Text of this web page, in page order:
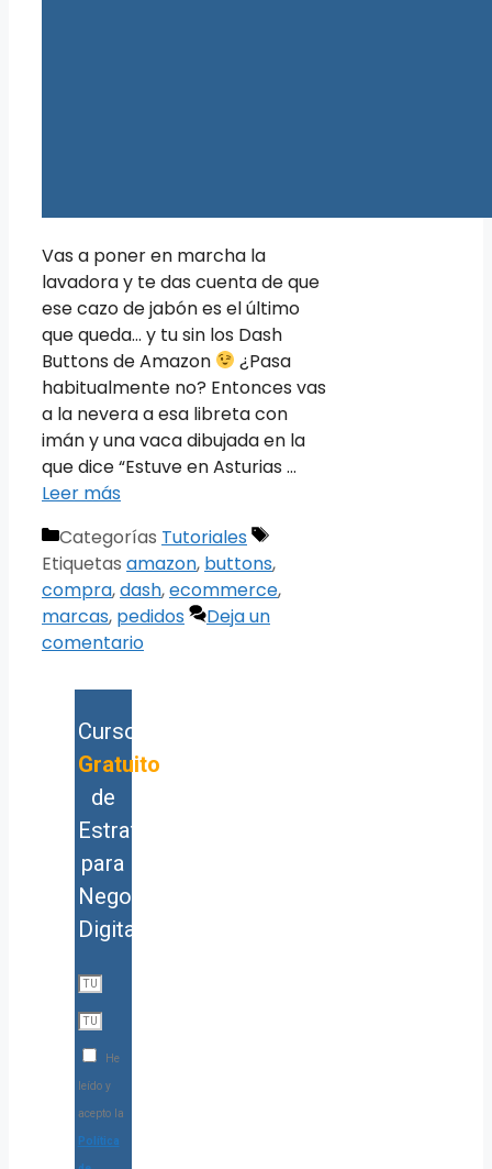
Vas a poner en marcha la
lavadora y te das cuenta de que
ese cazo de jabón es el último
que queda… y tu sin los Dash
Buttons de Amazon
¿Pasa
habitualmente no? Entonces vas
a la nevera a esa libreta con
imán y una vaca dibujada en la
que dice “Estuve en Asturias …
Leer más
Categorías Tutoriales
Etiquetas amazon, buttons,
compra,dash,ecommerce,
marcas, pedidos
Deja un
comentario
Curso
Gratuito
de
Estrategia
para
Negocios
Digitales
He
leído y
acepto la
Política